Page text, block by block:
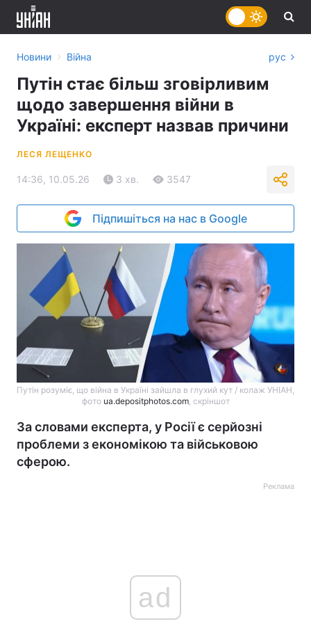
Новини › Війна рус
Путін стає більш зговірливим
щодо завершення війни в
Україні: експерт назвав причини
ЛЕСЯ ЛЕЩЕНКО
14:36, 10.05.26 3 хв. 3547
Підпишіться на нас в Google
Путін розуміє, що війна в Україні зайшла в глухий кут / колаж УНІАН,
фото ua.depositphotos.com, скріншот
За словами експерта, у Росії є серйозні
проблеми з економікою та військовою
сферою.
Реклама
ad